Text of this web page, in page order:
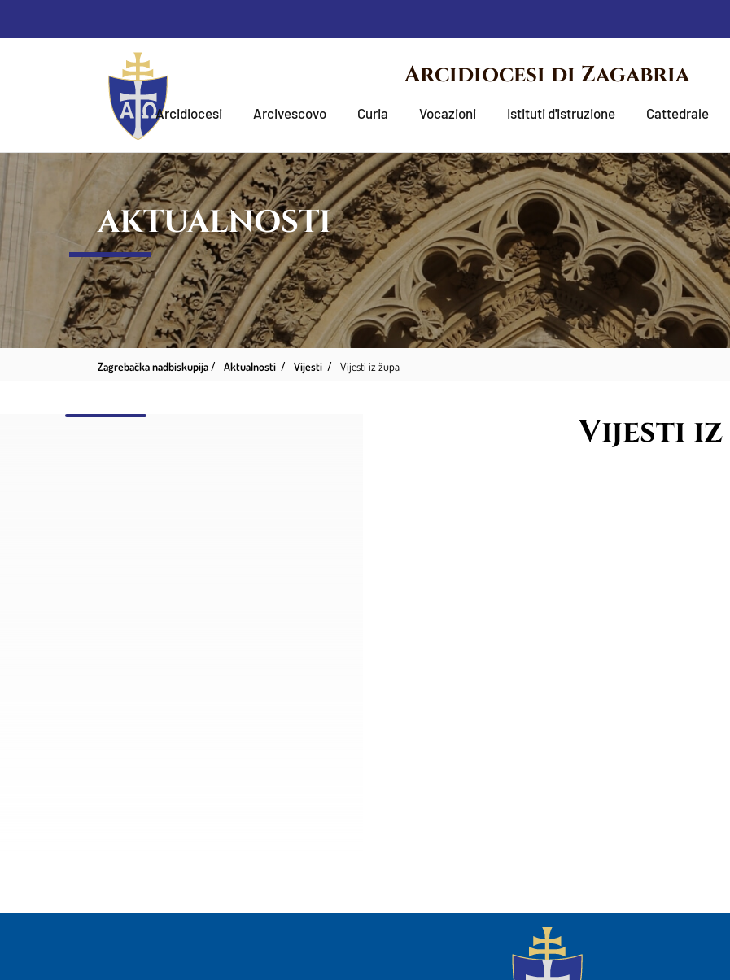
Arcidiocesi di Zagabria
Arcidiocesi Arcivescovo Curia Vocazioni Istituti d'istruzione Cattedrale
AKTUALNOSTI
Zagrebačka nadbiskupija Aktualnosti Vijesti Vijesti iz župa
Vijesti iz